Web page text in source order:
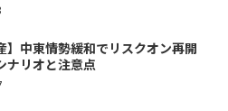
】中東情勢緩和でリスクオン再開
ナリオと注意点